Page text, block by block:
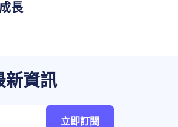
長
新資訊
立即訂閱